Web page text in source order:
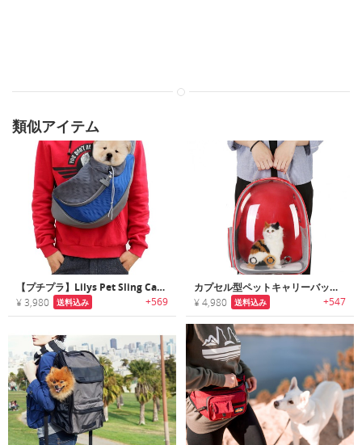
類似アイテム
【プチプラ】Lilys Pet Sling Carrier｜ハンズフリーで抱っこ可能なペット用スリングバッグ
¥ 3,980 送料込み +569
カプセル型ペットキャリーバックパック
¥ 4,980 送料込み +547